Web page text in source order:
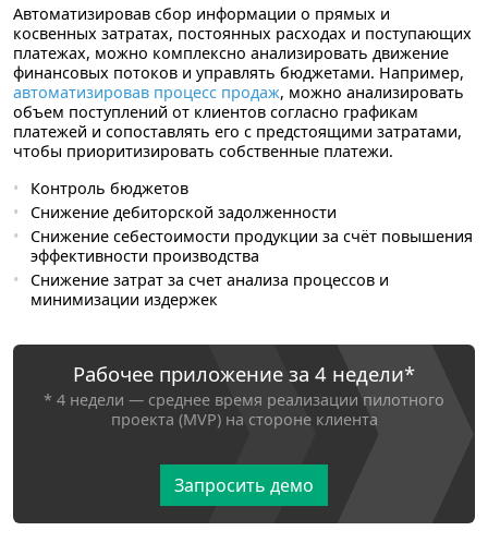
Автоматизировав сбор информации о прямых и
косвенных затратах, постоянных расходах и поступающих
платежах, можно комплексно анализировать движение
финансовых потоков и управлять бюджетами. Например,
автоматизировав процесс продаж, можно анализировать
объем поступлений от клиентов согласно графикам
платежей и сопоставлять его с предстоящими затратами,
чтобы приоритизировать собственные платежи.
Контроль бюджетов
Снижение дебиторской задолженности
Снижение себестоимости продукции за счёт повышения
эффективности производства
Снижение затрат за счет анализа процессов и
минимизации издержек
Рабочее приложение за 4 недели*
* 4 недели — среднее время реализации пилотного
проекта (MVP) на стороне клиента
Запросить демо